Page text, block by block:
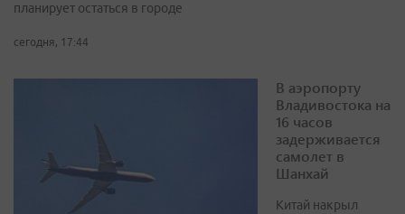
планирует остаться в городе
сегодня, 17:44
В аэропорту
Владивостока на
16 часов
задерживается
самолет в
Шанхай
Китай накрыл